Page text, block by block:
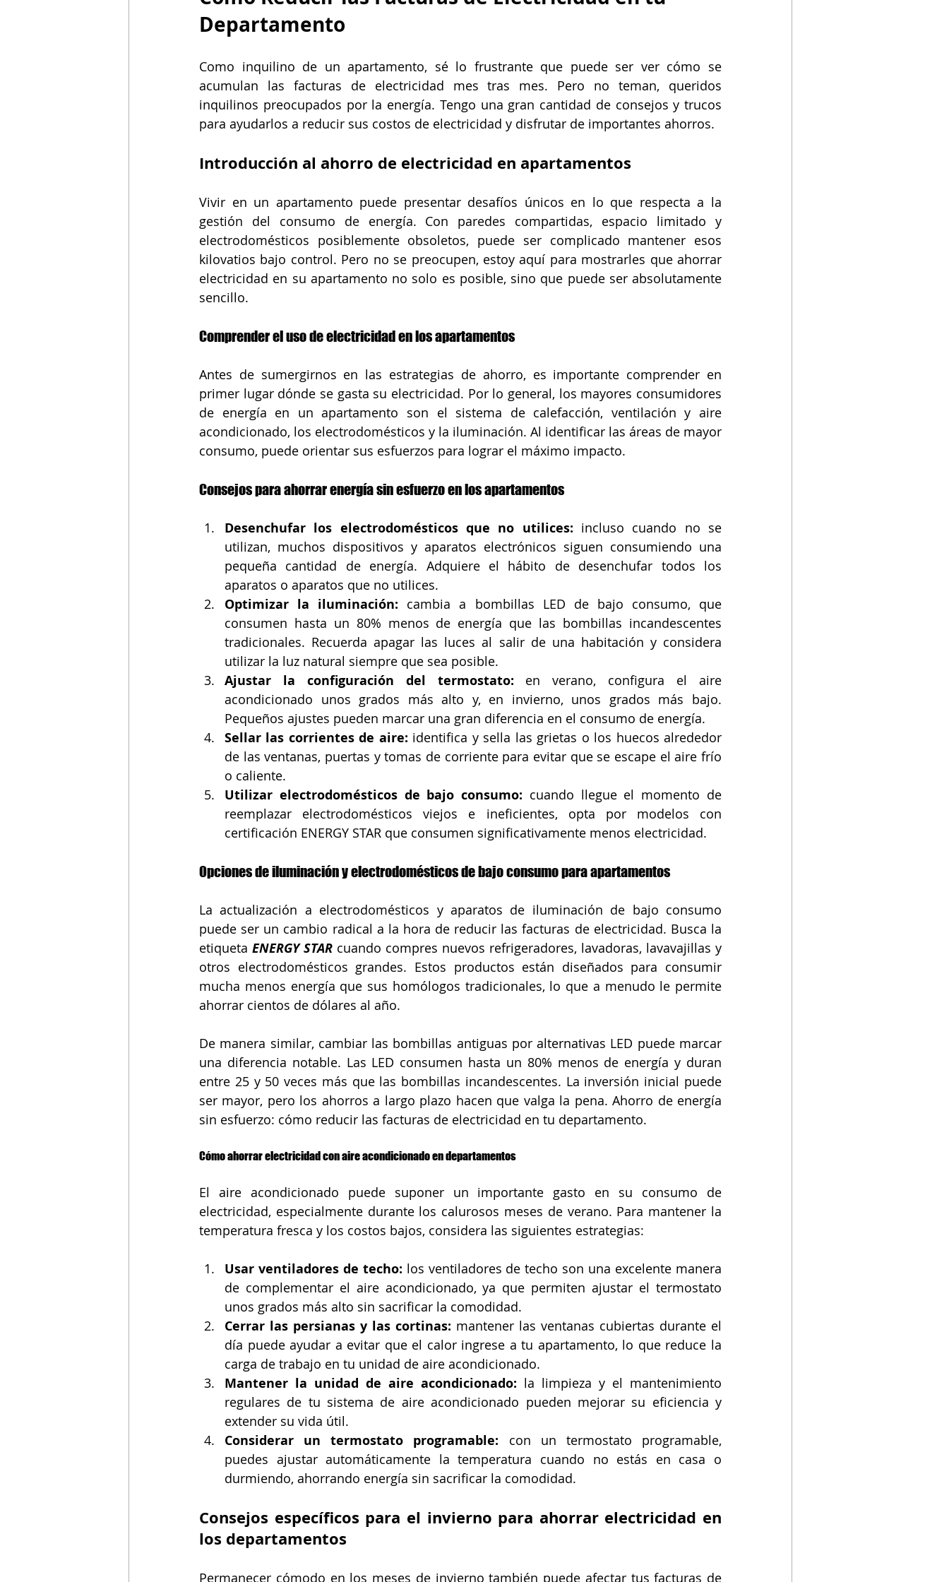
Departamento
Como inquilino de un apartamento, sé lo frustrante que puede ser ver cómo se
acumulan las facturas de electricidad mes tras mes. Pero no teman, queridos
inquilinos preocupados por la energía. Tengo una gran cantidad de consejos y trucos
para ayudarlos a reducir sus costos de electricidad y disfrutar de importantes ahorros.
Introducción al ahorro de electricidad en apartamentos
Vivir en un apartamento puede presentar desafíos únicos en lo que respecta a la
gestión del consumo de energía. Con paredes compartidas, espacio limitado y
electrodomésticos posiblemente obsoletos, puede ser complicado mantener esos
kilovatios bajo control. Pero no se preocupen, estoy aquí para mostrarles que ahorrar
electricidad en su apartamento no solo es posible, sino que puede ser absolutamente
sencillo.
Comprender el uso de electricidad en los apartamentos
Antes de sumergirnos en las estrategias de ahorro, es importante comprender en
primer lugar dónde se gasta su electricidad. Por lo general, los mayores consumidores
de energía en un apartamento son el sistema de calefacción, ventilación y aire
acondicionado, los electrodomésticos y la iluminación. Al identificar las áreas de mayor
consumo, puede orientar sus esfuerzos para lograr el máximo impacto.
Consejos para ahorrar energía sin esfuerzo en los apartamentos
Desenchufar los electrodomésticos que no utilices: incluso cuando no se
utilizan, muchos dispositivos y aparatos electrónicos siguen consumiendo una
pequeña cantidad de energía. Adquiere el hábito de desenchufar todos los
aparatos o aparatos que no utilices.
Optimizar la iluminación: cambia a bombillas LED de bajo consumo, que
consumen hasta un 80% menos de energía que las bombillas incandescentes
tradicionales. Recuerda apagar las luces al salir de una habitación y considera
utilizar la luz natural siempre que sea posible.
Ajustar la configuración del termostato: en verano, configura el aire
acondicionado unos grados más alto y, en invierno, unos grados más bajo.
Pequeños ajustes pueden marcar una gran diferencia en el consumo de energía.
Sellar las corrientes de aire: identifica y sella las grietas o los huecos alrededor
de las ventanas, puertas y tomas de corriente para evitar que se escape el aire frío
o caliente.
Utilizar electrodomésticos de bajo consumo: cuando llegue el momento de
reemplazar electrodomésticos viejos e ineficientes, opta por modelos con
certificación ENERGY STAR que consumen significativamente menos electricidad.
Opciones de iluminación y electrodomésticos de bajo consumo para apartamentos
La actualización a electrodomésticos y aparatos de iluminación de bajo consumo
puede ser un cambio radical a la hora de reducir las facturas de electricidad. Busca la
etiqueta ENERGY STAR cuando compres nuevos refrigeradores, lavadoras, lavavajillas y
otros electrodomésticos grandes. Estos productos están diseñados para consumir
mucha menos energía que sus homólogos tradicionales, lo que a menudo le permite
ahorrar cientos de dólares al año.
De manera similar, cambiar las bombillas antiguas por alternativas LED puede marcar
una diferencia notable. Las LED consumen hasta un 80% menos de energía y duran
entre 25 y 50 veces más que las bombillas incandescentes. La inversión inicial puede
ser mayor, pero los ahorros a largo plazo hacen que valga la pena. Ahorro de energía
sin esfuerzo: cómo reducir las facturas de electricidad en tu departamento.
Cómo ahorrar electricidad con aire acondicionado en departamentos
El aire acondicionado puede suponer un importante gasto en su consumo de
electricidad, especialmente durante los calurosos meses de verano. Para mantener la
temperatura fresca y los costos bajos, considera las siguientes estrategias:
Usar ventiladores de techo: los ventiladores de techo son una excelente manera
de complementar el aire acondicionado, ya que permiten ajustar el termostato
unos grados más alto sin sacrificar la comodidad.
Cerrar las persianas y las cortinas: mantener las ventanas cubiertas durante el
día puede ayudar a evitar que el calor ingrese a tu apartamento, lo que reduce la
carga de trabajo en tu unidad de aire acondicionado.
Mantener la unidad de aire acondicionado: la limpieza y el mantenimiento
regulares de tu sistema de aire acondicionado pueden mejorar su eficiencia y
extender su vida útil.
Considerar un termostato programable: con un termostato programable,
puedes ajustar automáticamente la temperatura cuando no estás en casa o
durmiendo, ahorrando energía sin sacrificar la comodidad.
Consejos específicos para el invierno para ahorrar electricidad en
los departamentos
Permanecer cómodo en los meses de invierno también puede afectar tus facturas de